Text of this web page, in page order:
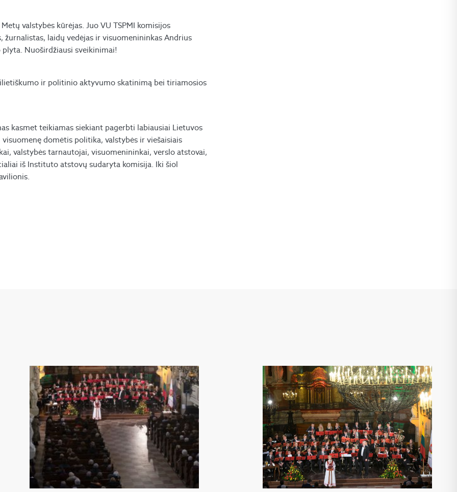
valstybės kūrėjas. Juo VU TSPMI komisijos
žurnalistas, laidų vedėjas ir visuomenininkas Andrius
Nuoširdžiausi sveikinimai!
ir politinio aktyvumo skatinimą bei tiriamosios
kasmet teikiamas siekiant pagerbti labiausiai Lietuvos
domėtis politika, valstybės ir viešaisiais
valstybės tarnautojai, visuomenininkai, verslo atstovai,
iš Instituto atstovų sudaryta komisija. Iki šiol